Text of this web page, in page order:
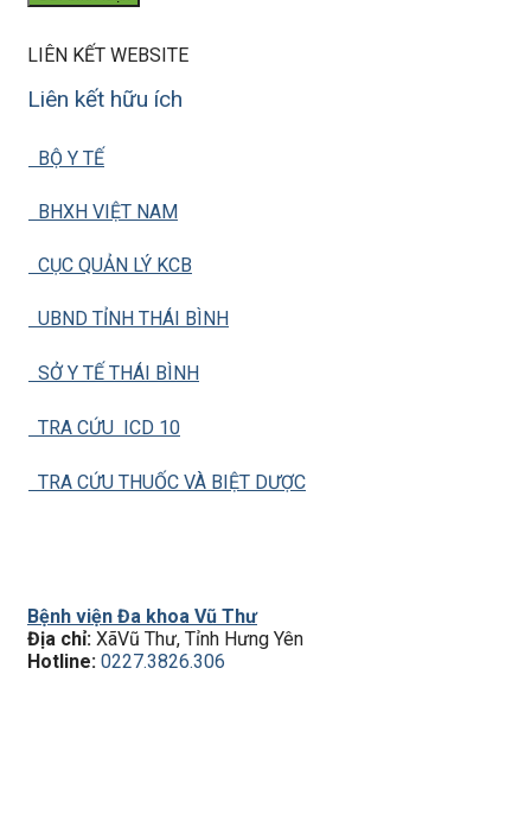
LIÊN KẾT WEBSITE
Liên kết hữu ích
BỘ Y TẾ
BHXH VIỆT NAM
CỤC QUẢN LÝ KCB
UBND TỈNH THÁI BÌNH
SỞ Y TẾ THÁI BÌNH
TRA CỨU ICD 10
TRA CỨU THUỐC VÀ BIỆT DƯỢC
Bệnh viện Đa khoa Vũ Thư
Địa chỉ: XãVũ Thư, Tỉnh Hưng Yên
Hotline: 0227.3826.306